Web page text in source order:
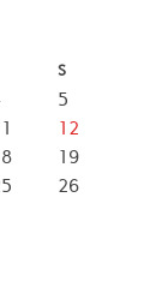
S
5
12
19
26